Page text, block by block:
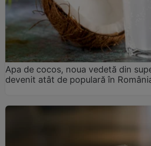
Apa de cocos, noua vedetă din
devenit atât de populară în